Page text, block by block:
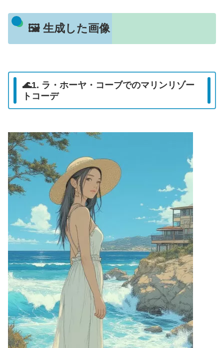
🖼️ 生成した画像
🌊1. ラ・ホーヤ・コーブでのマリンリゾー
トコーデ